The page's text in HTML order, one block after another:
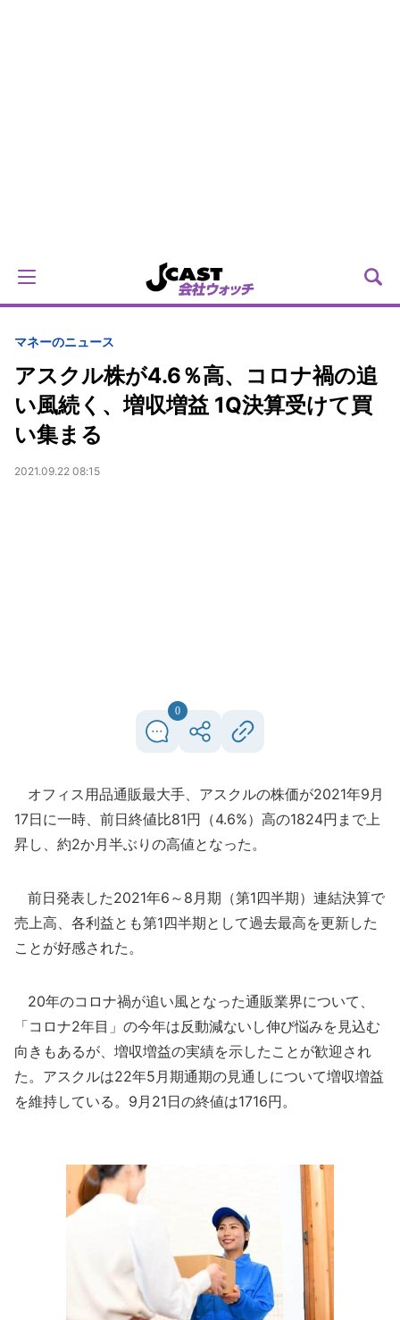
マネーのニュース
アスクル株が4.6％高、コロナ禍の追
い風続く、増収増益 1Q決算受けて買
い集まる
2021.09.22 08:15
0
オフィス用品通販最大手、アスクルの株価が2021年9月
17日に一時、前日終値比81円（4.6%）高の1824円まで上
昇し、約2か月半ぶりの高値となった。
前日発表した2021年6～8月期（第1四半期）連結決算で
売上高、各利益とも第1四半期として過去最高を更新した
ことが好感された。
20年のコロナ禍が追い風となった通販業界について、
「コロナ2年目」の今年は反動減ないし伸び悩みを見込む
向きもあるが、増収増益の実績を示したことが歓迎され
た。アスクルは22年5月期通期の見通しについて増収増益
を維持している。9月21日の終値は1716円。